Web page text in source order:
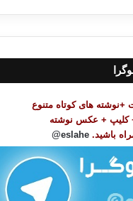
های کوتاه متنوع
+ عکس نوشته
باشید. eslahe@